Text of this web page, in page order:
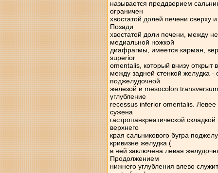
называется преддверием
ограничен
хвостатой долей печени сверху
Позади
хвостатой доли печени, между
медиальной ножкой
диафрагмы, имеется карман,
superior
omentalis, который внизу открыт
между задней стенкой желудка
поджелудочной
железой и mesocolon
углубление
recessus inferior omentalis. Левее
сужена
гастропанкреатической
верхнего
края сальникового бугра
кривизне желудка (
в ней заключена левая
Продолжением
нижнего углубления влево